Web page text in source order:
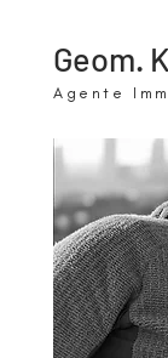
Geom.
Agente